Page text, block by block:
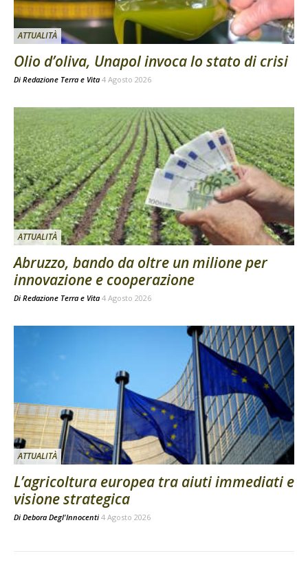
ATTUALITÀ
Olio d’oliva, Unapol invoca lo stato di crisi
Di Redazione Terra e Vita 4 Agosto 2026
ATTUALITÀ
Abruzzo, bando da oltre un milione per
innovazione e cooperazione
Di Redazione Terra e Vita 4 Agosto 2026
ATTUALITÀ
L’agricoltura europea tra aiuti immediati e
visione strategica
Di Debora Degl'Innocenti 4 Agosto 2026